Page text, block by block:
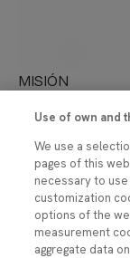
MISIÓN
reforzar el
sociedad y
estímulo de la
políticas
y la innovación
colaboración
agentes.
Use of own and
We use a
pages of this
necessary to
customization
options of the
measurement
aggregate data